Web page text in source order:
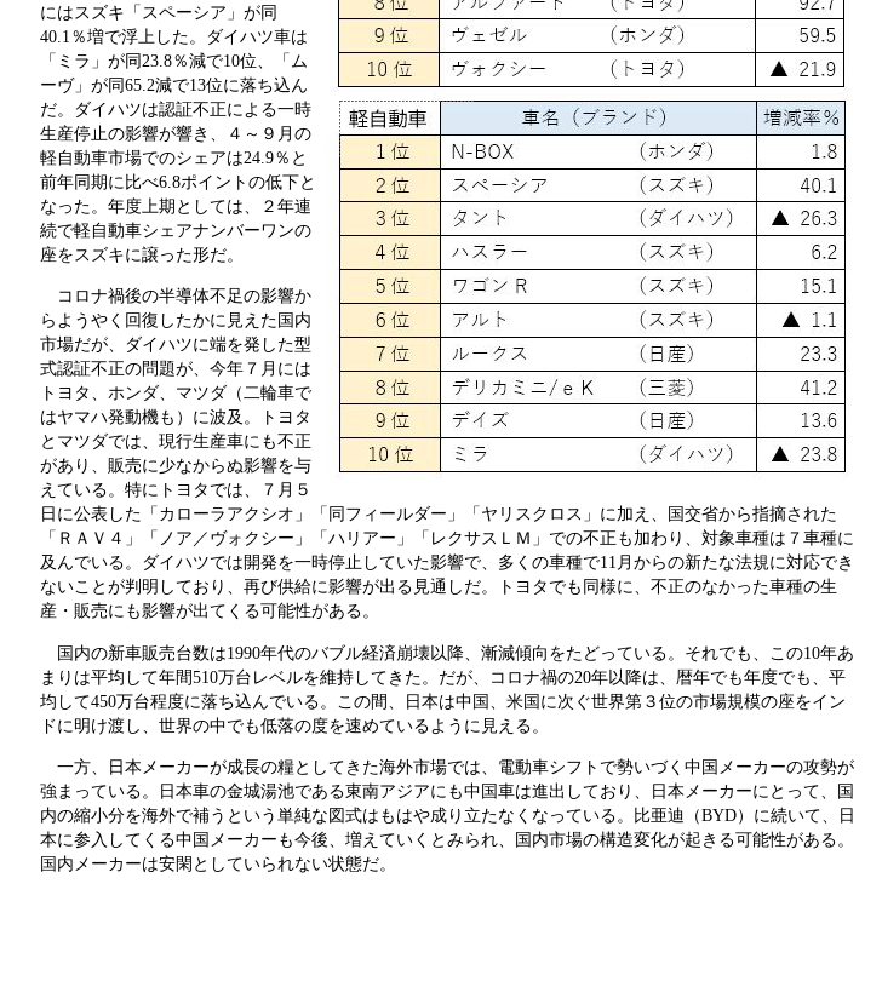
にはスズキ「スペーシア」が同
40.1％増で浮上した。ダイハツ車は
「ミラ」が同23.8％減で10位、「ム
ーヴ」が同65.2減で13位に落ち込ん
だ。ダイハツは認証不正による一時
生産停止の影響が響き、４～９月の
軽自動車市場でのシェアは24.9％と
前年同期に比べ6.8ポイントの低下と
なった。年度上期としては、２年連
続で軽自動車シェアナンバーワンの
座をスズキに譲った形だ。
コロナ禍後の半導体不足の影響か
らようやく回復したかに見えた国内
市場だが、ダイハツに端を発した型
式認証不正の問題が、今年７月には
トヨタ、ホンダ、マツダ（二輪車で
はヤマハ発動機も）に波及。トヨタ
とマツダでは、現行生産車にも不正
があり、販売に少なからぬ影響を与
えている。特にトヨタでは、７月５
日に公表した「カローラアクシオ」「同フィールダー」「ヤリスクロス」に加え、国交省から指摘された
「ＲＡＶ４」「ノア／ヴォクシー」「ハリアー」「レクサスＬＭ」での不正も加わり、対象車種は７車種に
及んでいる。ダイハツでは開発を一時停止していた影響で、多くの車種で11月からの新たな法規に対応でき
ないことが判明しており、再び供給に影響が出る見通しだ。トヨタでも同様に、不正のなかった車種の生
産・販売にも影響が出てくる可能性がある。
国内の新車販売台数は1990年代のバブル経済崩壊以降、漸減傾向をたどっている。それでも、この10年あ
まりは平均して年間510万台レベルを維持してきた。だが、コロナ禍の20年以降は、暦年でも年度でも、平
均して450万台程度に落ち込んでいる。この間、日本は中国、米国に次ぐ世界第３位の市場規模の座をイン
ドに明け渡し、世界の中でも低落の度を速めているように見える。
一方、日本メーカーが成長の糧としてきた海外市場では、電動車シフトで勢いづく中国メーカーの攻勢が
強まっている。日本車の金城湯池である東南アジアにも中国車は進出しており、日本メーカーにとって、国
内の縮小分を海外で補うという単純な図式はもはや成り立たなくなっている。比亜迪（BYD）に続いて、日
本に参入してくる中国メーカーも今後、増えていくとみられ、国内市場の構造変化が起きる可能性がある。
国内メーカーは安閑としていられない状態だ。